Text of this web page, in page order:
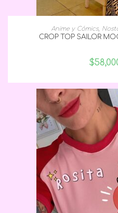
SELECCIONAR
Anime y Cómics,
CROP TOP SAILOR
$